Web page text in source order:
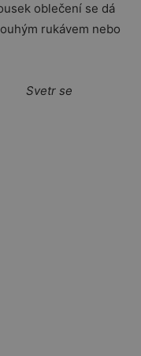
oblečení se dá
rukávem nebo
Svetr se